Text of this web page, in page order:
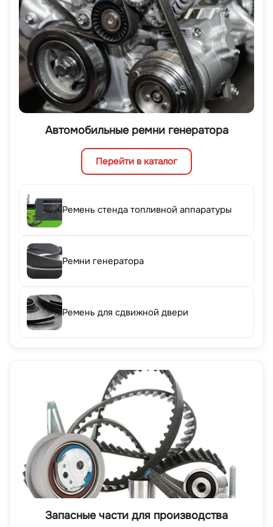
Автомобильные ремни генератора
Перейти в каталог
Ремень стенда топливной аппаратуры
Ремни генератора
Ремень для сдвижной двери
Запасные части для производства